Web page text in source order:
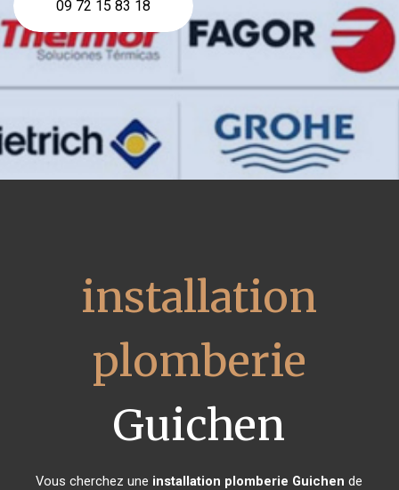
09 72 15 83 18
installation
plomberie
Guichen
Vous cherchez une installation plomberie Guichen de